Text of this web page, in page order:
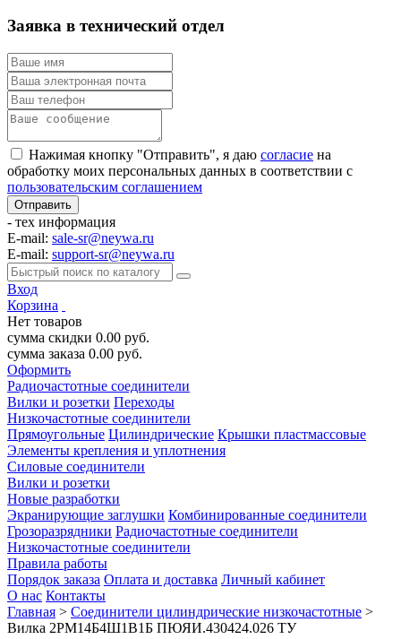
Заявка в технический отдел
Нажимая кнопку "Отправить", я даю согласие на
обработку моих персональных данных в соответствии с
пользовательским соглашением
- тех информация
E-mail: sale-sr@neywa.ru
E-mail: support-sr@neywa.ru
Вход
Корзина
Нет товаров
сумма скидки 0.00 руб.
сумма заказа 0.00 руб.
Оформить
Радиочастотные соединители
Вилки и розетки Переходы
Низкочастотные соединители
Прямоугольные Цилиндрические Крышки пластмассовые
Элементы крепления и уплотнения
Силовые соединители
Вилки и розетки
Новые разработки
Экранирующие заглушки Комбинированные соединители
Грозоразрядники Радиочастотные соединители
Низкочастотные соединители
Правила работы
Порядок заказа Оплата и доставка Личный кабинет
О нас Контакты
Главная > Соединители цилиндрические низкочастотные >
Вилка 2РМ14Б4Ш1В1Б ПЮЯИ.430424.026 ТУ